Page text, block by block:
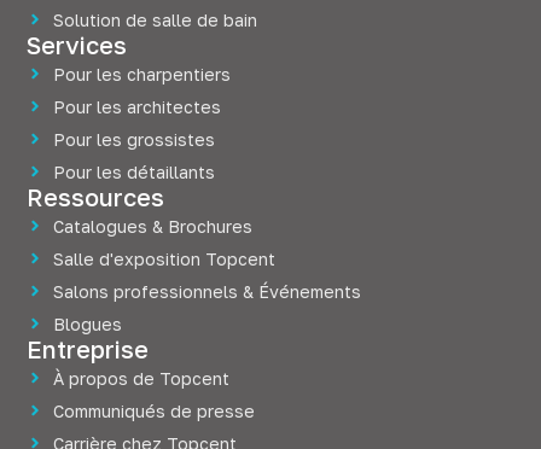
Solution de salle de bain
Services
Pour les charpentiers
Pour les architectes
Pour les grossistes
Pour les détaillants
Ressources
Catalogues & Brochures
Salle d'exposition Topcent
Salons professionnels & Événements
Blogues
Entreprise
À propos de Topcent
Communiqués de presse
Carrière chez Topcent